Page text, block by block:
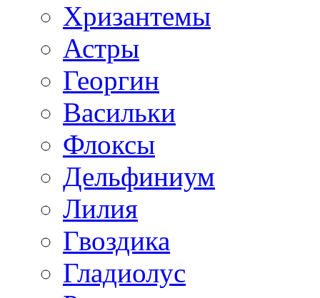
Хризантемы
Астры
Георгин
Васильки
Флоксы
Дельфиниум
Лилия
Гвоздика
Гладиолус